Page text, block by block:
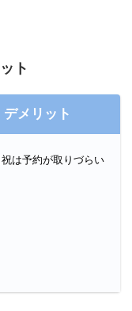
ト
デメリット
は予約が取りづらい